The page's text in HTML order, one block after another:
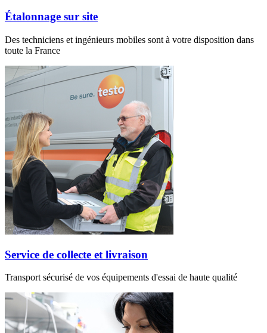
Étalonnage sur site
Des techniciens et ingénieurs mobiles sont à votre disposition dans
toute la France
Service de collecte et livraison
Transport sécurisé de vos équipements d'essai de haute qualité